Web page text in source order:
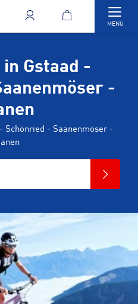
MENU
Gstaad -
-
Schönried - Saanenmöser -